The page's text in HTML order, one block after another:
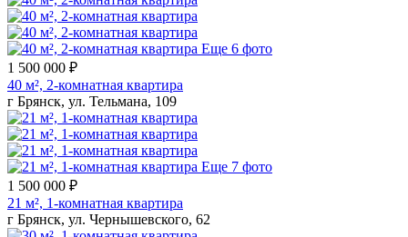
Еще 6 фото
1 500 000 ₽
40 м², 2-комнатная квартира
г Брянск, ул. Тельмана, 109
Еще 7 фото
1 500 000 ₽
21 м², 1-комнатная квартира
г Брянск, ул. Чернышевского, 62